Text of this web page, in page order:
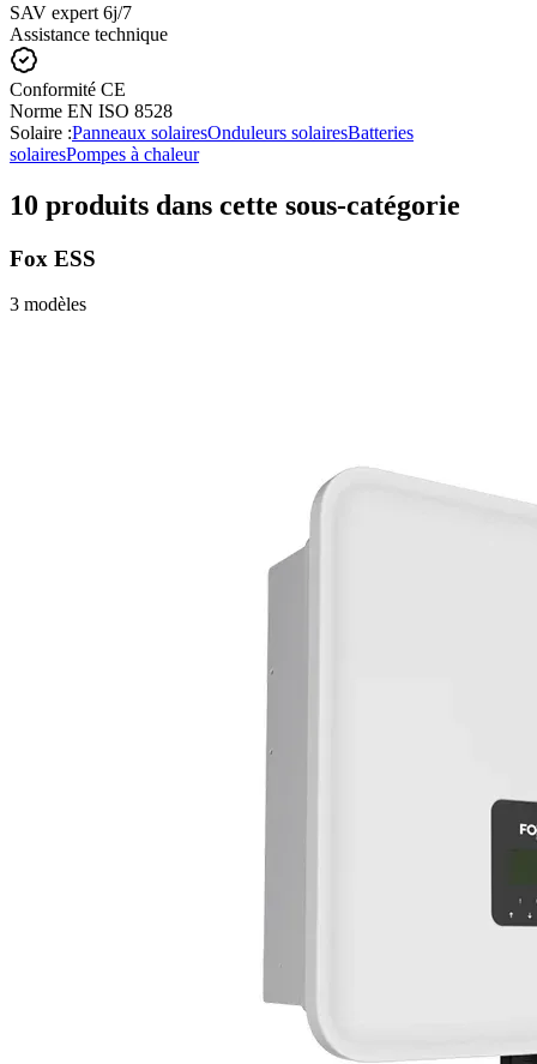
SAV expert 6j/7
Assistance technique
Conformité CE
Norme EN ISO 8528
Solaire :Panneaux solairesOnduleurs solairesBatteries
solairesPompes à chaleur
10 produits dans cette sous-catégorie
Fox ESS
3 modèles